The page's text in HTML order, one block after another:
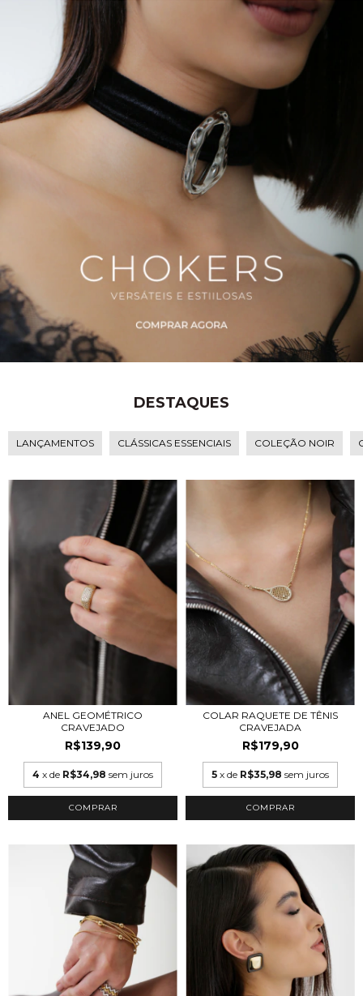
DESTAQUES
LANÇAMENTOS CLÁSSICAS ESSENCIAIS COLEÇÃO NOIR
ANEL GEOMÉTRICO
CRAVEJADO
R$139,90
4 x de R$34,98 sem juros
COMPRAR
COLAR RAQUETE DE TÊNIS
CRAVEJADA
R$179,90
5 x de R$35,98 sem juros
COMPRAR